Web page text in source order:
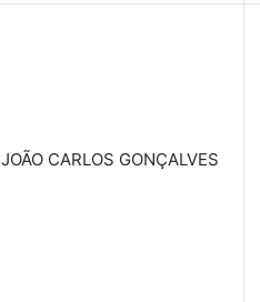
JOÃO CARLOS GONÇALVES